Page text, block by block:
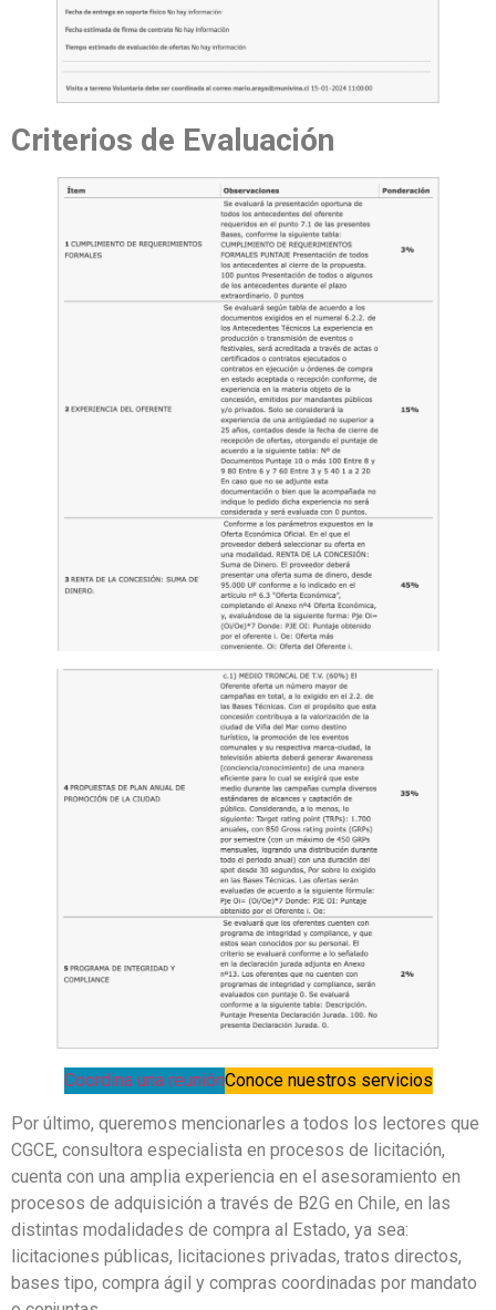
Criterios de Evaluación
Coordina una reuniónConoce nuestros servicios
Por último, queremos mencionarles a todos los lectores que
CGCE, consultora especialista en procesos de licitación,
cuenta con una amplia experiencia en el asesoramiento en
procesos de adquisición a través de B2G en Chile, en las
distintas modalidades de compra al Estado, ya sea:
licitaciones públicas, licitaciones privadas, tratos directos,
bases tipo, compra ágil y compras coordinadas por mandato